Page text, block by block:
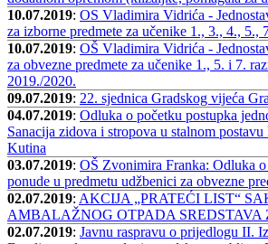
10.07.2019: OS Vladimira Vidrića -
za izborne predmete za učenike 1., 3., 4., 5.,
10.07.2019: OŠ Vladimira Vidrića -
za obvezne predmete za učenike 1., 5. i 7.
2019./2020.
09.07.2019: 22. sjednica Gradskog vijeća
04.07.2019: Odluka o početku postupka
Sanacija zidova i stropova u stalnom
Kutina
03.07.2019: OŠ Zvonimira Franka: Odluka
ponude u predmetu udžbenici za obvezne
02.07.2019: AKCIJA „PRATEĆI LIST“
AMBALAŽNOG OTPADA SREDSTAVA
02.07.2019: Javnu raspravu o prijedlogu II.